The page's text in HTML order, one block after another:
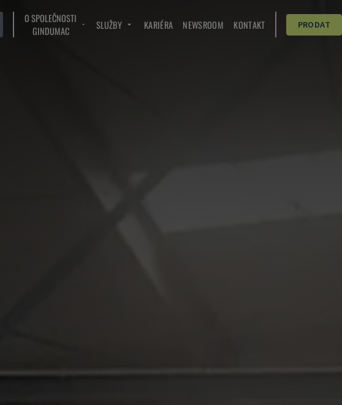
O SPOLEČNOSTI
GINDUMAC
SLUŽBY KARIÉRA NEWSROOM KONTAKT PRODAT